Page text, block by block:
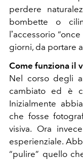
perdere
bombette o
lʼaccessorio
giorni, da portare
Come funziona il
Nel corso degli
cambiato ed è
Inizialmente
che fosse
visiva. Ora
esperienziale.
“pulire” quello